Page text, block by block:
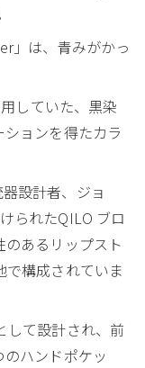
」は、青みがかっ
していた、黒染
ョンを得たカラ
設計者、ジョ
られたQILO ブロ
あるリップスト
で構成されていま
して設計され、前
ハンドポケッ